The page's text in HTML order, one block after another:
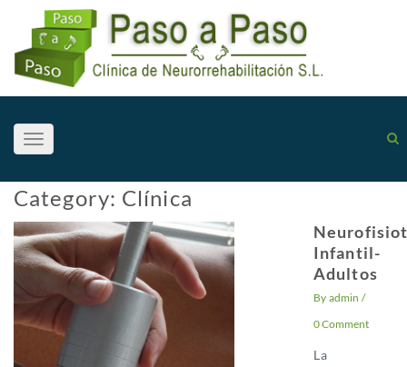
Toggle
navigation
Category: Clínica
Infantil-
Adultos
By admin /
0 Comment
La